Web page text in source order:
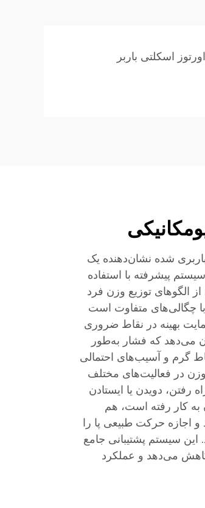
اورتوز اسکلتی باربر
شده نشان‌دهنده یک
پیشرفته با استفاده
الگوهای توزیع وزن فرد
چگالی‌های متفاوت است
بهینه در نقاط ضروری
می‌دهد که فشار به‌طور
گرم و آسیب‌های احتمالی
در فعالیت‌های مختلف
رفتن، دویدن یا ایستادن
کار رفته است، هم
اجازه حرکت طبیعی پا را
سیستم پشتیبانی جامع
می‌دهد و عملکرد